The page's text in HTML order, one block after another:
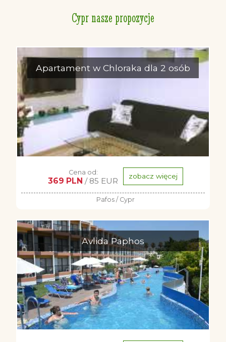
Cypr nasze propozycje
Apartament w Chloraka dla 2 osób
Cena od:
369 PLN / 85 EUR zobacz więcej
Pafos / Cypr
Avlida Paphos